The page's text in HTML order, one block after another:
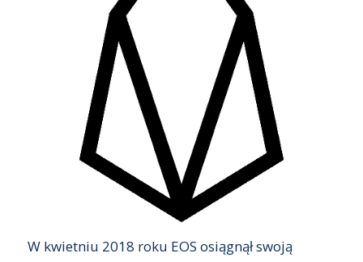
W kwietniu 2018 roku EOS osiągnął swoją